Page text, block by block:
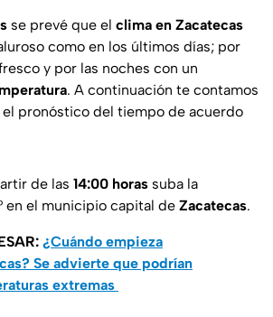
se prevé que el clima en Zacatecas
como en los últimos días; por
y por las noches con un
. A continuación te contamos
pronóstico del tiempo de acuerdo
de las 14:00 horas suba la
en el municipio capital de Zacatecas.
¿Cuándo empieza
Se advierte que podrían
extremas